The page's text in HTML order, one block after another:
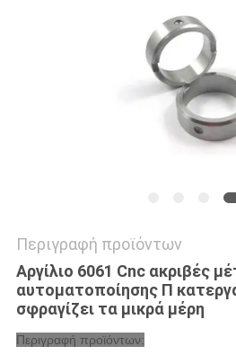
Περιγραφή προϊόντων
Αργίλιο 6061 Cnc ακριβές
αυτοματοποίησης Π
σφραγίζει τα μικρά μέρη
Περιγραφή προϊόντων: